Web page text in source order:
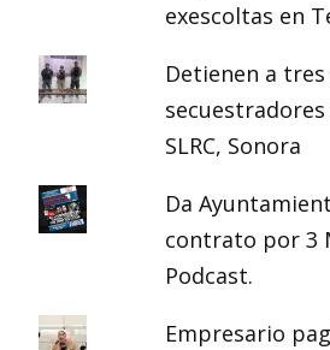
exescoltas en
Detienen a
secuestradores
SLRC, Sonora
Da
contrato por 3
Podcast.
Empresario